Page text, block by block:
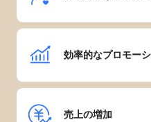
効率的なプロモー
売上の増加